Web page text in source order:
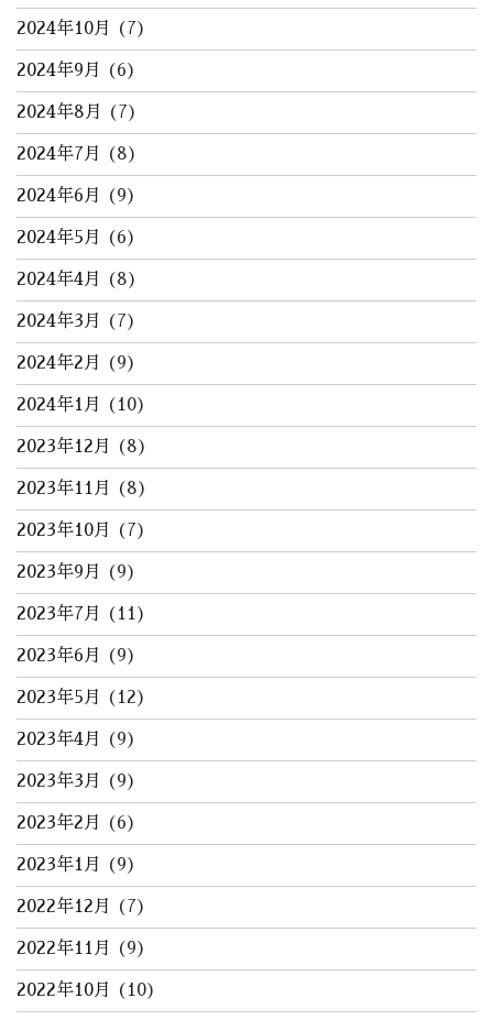
2024年10月 (7)
2024年9月 (6)
2024年8月 (7)
2024年7月 (8)
2024年6月 (9)
2024年5月 (6)
2024年4月 (8)
2024年3月 (7)
2024年2月 (9)
2024年1月 (10)
2023年12月 (8)
2023年11月 (8)
2023年10月 (7)
2023年9月 (9)
2023年7月 (11)
2023年6月 (9)
2023年5月 (12)
2023年4月 (9)
2023年3月 (9)
2023年2月 (6)
2023年1月 (9)
2022年12月 (7)
2022年11月 (9)
2022年10月 (10)